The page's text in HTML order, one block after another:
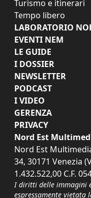
Turismo e itinerari
Tempo libero
LABORATORIO
EVENTI NEM
LE GUIDE
I DOSSIER
NEWSLETTER
PODCAST
I VIDEO
GERENZA
PRIVACY
Nord Est
Nord Est
34, 30171 Venezia
1.432.522,00 C.F.
I diritti delle immagini
espressamente